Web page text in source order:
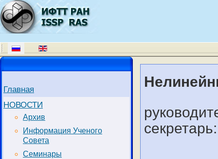
Главная
НОВОСТИ
Архив
Информация Ученого
Совета
Семинары